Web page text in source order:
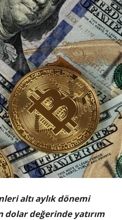
altı aylık dönemi
dolar değerinde yatırım